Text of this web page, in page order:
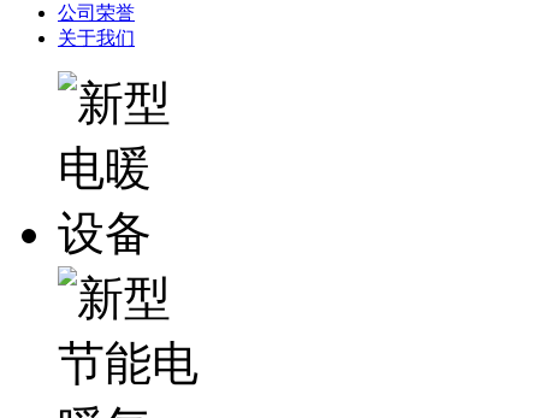
公司荣誉
关于我们